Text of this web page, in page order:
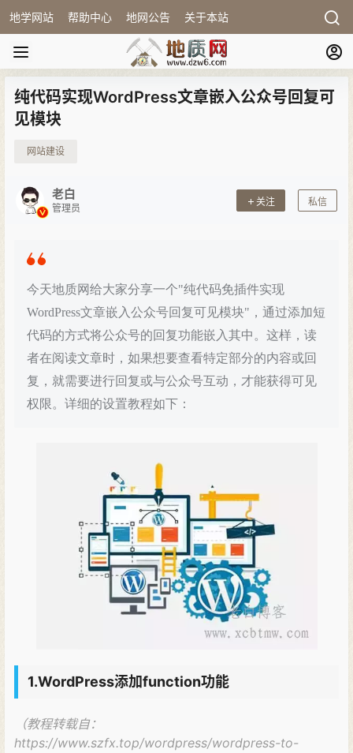
地学网站 帮助中心 地网公告 关于本站
纯代码实现WordPress文章嵌入公众号回复可
见模块
网站建设
老白
管理员
关注 私信
今天地质网给大家分享一个"纯代码免插件实现
WordPress文章嵌入公众号回复可见模块"，通过添加短
代码的方式将公众号的回复功能嵌入其中。这样，读
者在阅读文章时，如果想要查看特定部分的内容或回
复，就需要进行回复或与公众号互动，才能获得可见
权限。详细的设置教程如下：
1.WordPress添加function功能
（教程转载自：
https://www.szfx.top/wordpress/wordpress-to-